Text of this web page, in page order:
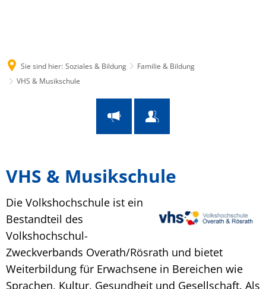
Sie sind hier: Soziales & Bildung
Familie & Bildung
VHS & Musikschule
VHS & Musikschule
Die Volkshochschule ist ein
Bestandteil des
Volkshochschul-
Zweckverbands Overath/Rösrath und bietet
Weiterbildung für Erwachsene in Bereichen wie
Sprachen, Kultur, Gesundheit und Gesellschaft. Als